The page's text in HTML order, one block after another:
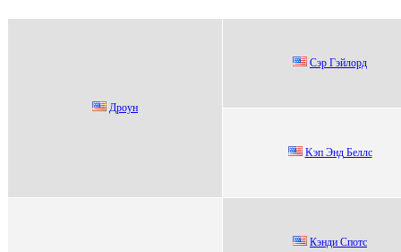
Дpоун
Сэр Гэйлорд
Kэп Энд Беллс
Кэнди Спотс